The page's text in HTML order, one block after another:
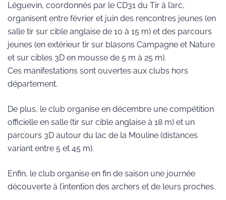
Léguevin, coordonnés par le CD31 du Tir à l’arc,
organisent entre février et juin des rencontres jeunes (en
salle tir sur cible anglaise de 10 à 15 m) et des parcours
jeunes (en extérieur tir sur blasons Campagne et Nature
et sur cibles 3D en mousse de 5 m à 25 m).
Ces manifestations sont ouvertes aux clubs hors
département.
De plus, le club organise en décembre une compétition
officielle en salle (tir sur cible anglaise à 18 m) et un
parcours 3D autour du lac de la Mouline (distances
variant entre 5 et 45 m).
Enfin, le club organise en fin de saison une journée
découverte à l’intention des archers et de leurs proches.